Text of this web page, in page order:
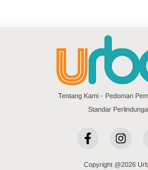
Tentang Kami
Pedoman
Standar
Copyright @2026